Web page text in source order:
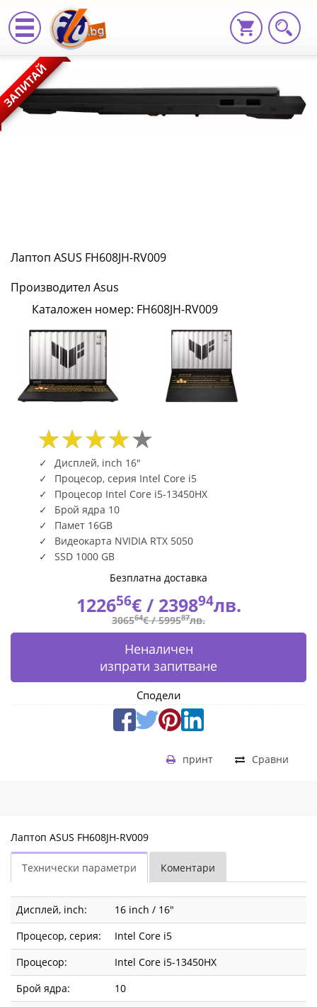
Лаптоп
ASUS
FH608JH-
Fly.bg
ЗАПИТАЙ
Лаптоп ASUS FH608JH-RV009
Производител Asus
Каталожен номер: FH608JH-RV009
Дисплей, inch 16"
Процесор, серия Intel Core i5
Процесор Intel Core i5-13450HX
Брой ядра 10
Памет 16GB
Видеокарта NVIDIA RTX 5050
SSD 1000 GB
Безплатна доставка
122656€ / 239894лв.
306564€ /599587лв.
Неналичен
изпрати запитване
Сподели
Сравни
принт
Лаптоп ASUS FH608JH-RV009
Технически параметри Коментари
Дисплей, inch:
16 inch / 16"
Процесор, серия:
Intel Core i5
Процесор:
Intel Core i5-13450HX
Брой ядра:
10